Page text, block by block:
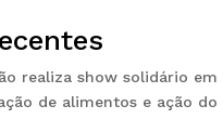
realiza show solidário em
de alimentos e ação do